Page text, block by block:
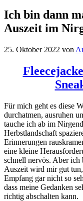
Ich bin dann
Auszeit im
25. Oktober 2022 von
Fleecejacke
Für mich geht es diese
durchatmen, ausruhen
tauche ich ab im
Herbstlandschaft
Erinnerungen
eine kleine
schnell nervös. Aber
Auszeit wird mir gut
Empfang gar nicht so
dass meine Gedanken
richtig abschalten kann.